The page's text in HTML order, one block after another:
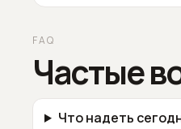
FAQ
Частые
Что надеть